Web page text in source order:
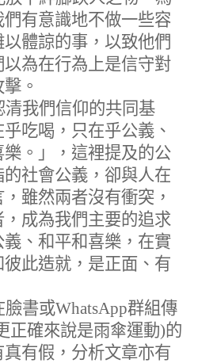
有意識地不做一些容
體諒的事，以致他們
為在行為上是信守對
。
清我們信仰的共同基
乎吃喝，只在乎公義、
。 」，這裡提及的公
社會公義，卻與人在
雖然兩者沒有衝突，
成為我們主要的追求
義、和平和喜樂，在實
此造就，是正面、有
臉書或WhatsApp群組傳
正確來說是雨傘運動)的
有假，分析文章亦有